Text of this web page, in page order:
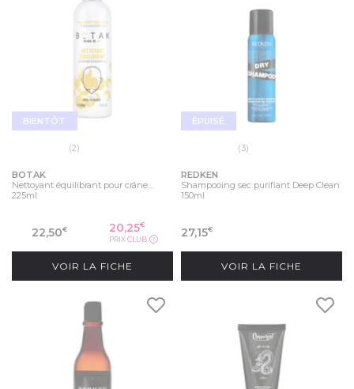
BIENTÔT
(2)
BOTAK
Nettoyant équilibrant pour crâne...
225ml
22,50€ 20,25€
PRIX CLUB ?
VOIR LA FICHE
ÉPUISÉ
(3)
REDKEN
Shampooing sec purifiant Deep Clean
150ml
27,15€
VOIR LA FICHE